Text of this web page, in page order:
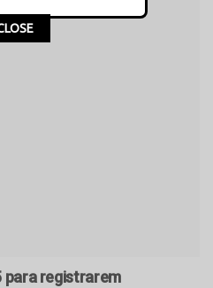
para registrarem